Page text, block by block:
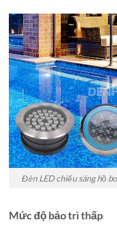
Đèn LED chiếu sáng hồ
Mức độ bảo trì thấp